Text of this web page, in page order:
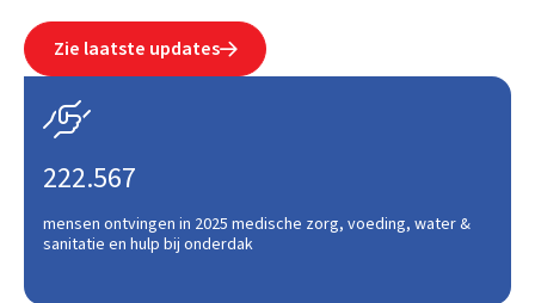
Zie laatste updates

222.567
mensen ontvingen in 2025 medische zorg, voeding, water &
sanitatie en hulp bij onderdak